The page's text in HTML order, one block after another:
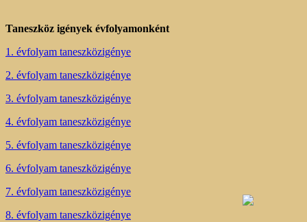
Taneszköz igények évfolyamonként
1. évfolyam taneszközigénye
2. évfolyam taneszközigénye
3. évfolyam taneszközigénye
4. évfolyam taneszközigénye
5. évfolyam taneszközigénye
6. évfolyam taneszközigénye
7. évfolyam taneszközigénye
8. évfolyam taneszközigénye